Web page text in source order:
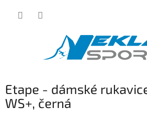
Etape - dámské
WS+, černá